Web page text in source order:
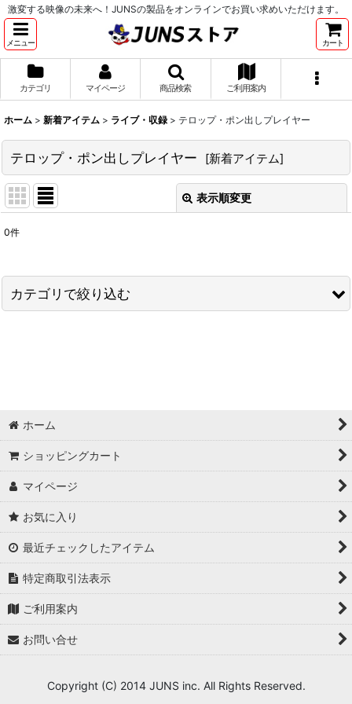
激変する映像の未来へ！JUNSの製品をオンラインでお買い求めいただけます。
メニュー カート
カテゴリ マイページ 商品検索 ご利用案内
ホーム > 新着アイテム > ライブ・収録 > テロップ・ポン出しプレイヤー
テロップ・ポン出しプレイヤー [新着アイテム]
表示順変更
並び順:
0件
カテゴリで絞り込む
テロップ・ポン出しプレイヤー
収録(レコーダー)
ホーム
ショッピングカート
マイページ
お気に入り
最近チェックしたアイテム
特定商取引法表示
ご利用案内
お問い合せ
Copyright (C) 2014 JUNS inc. All Rights Reserved.